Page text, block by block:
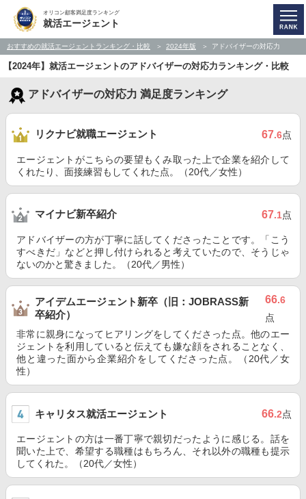
オリコン顧客満足度ランキング
就活エージェント
おすすめの就活エージェントランキング・比較 2024年版 アドバイザーの対応力
【2024年】就活エージェントのアドバイザーの対応力ランキング・比較
アドバイザーの対応力 満足度ランキング
リクナビ就職エージェント 67.6点
エージェントがこちらの要望もくみ取った上で企業を紹介して
くれたり、面接練習もしてくれた点。（20代／女性）
マイナビ新卒紹介 67.1点
アドバイザーの方が丁寧に話してくださったことです。「こう
すべきだ」などと押し付けられると考えていたので、そうじゃ
ないのかと驚きました。（20代／男性）
アイデムエージェント新卒（旧：JOBRASS新
卒紹介）
66.6
点
非常に親身になってヒアリングをしてくださった点。他のエー
ジェントを利用していると伝えても嫌な顔をされることなく、
他と違った面から企業紹介をしてくださった点。（20代／女
性）
キャリタス就活エージェント 66.2点
エージェントの方は一番丁寧で親切だったように感じる。話を
聞いた上で、希望する職種はもちろん、それ以外の職種も提示
してくれた。（20代／女性）